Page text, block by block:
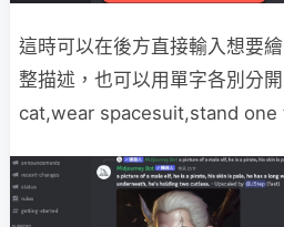
這時可以在後方直接輸入想要
整描述，也可以用單字各別分
cat,wear spacesuit,stand one